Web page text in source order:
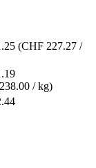
(CHF 227.27 /
/ kg)